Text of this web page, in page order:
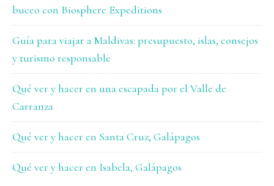
buceo con Biosphere Expeditions
Guía para viajar a Maldivas: presupuesto, islas, consejos
y turismo responsable
Qué ver y hacer en una escapada por el Valle de
Carranza
Qué ver y hacer en Santa Cruz, Galápagos
Qué ver y hacer en Isabela, Galápagos